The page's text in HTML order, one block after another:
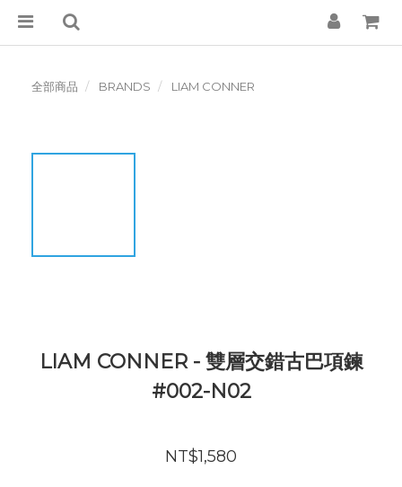
全部商品 BRANDS LIAM CONNER
LIAM CONNER - 雙層交錯古巴項鍊
#002-N02
NT$1,580